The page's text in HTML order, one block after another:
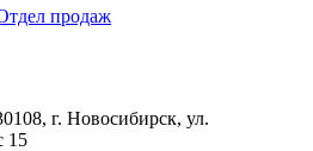
продаж
г. Новосибирск, ул.
15